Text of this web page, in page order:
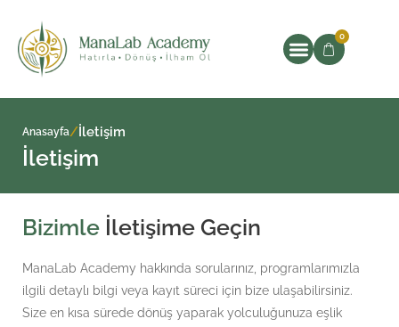
0
Anasayfa/İletişim
İletişim
Bizimle İletişime Geçin
ManaLab Academy hakkında sorularınız, programlarımızla
ilgili detaylı bilgi veya kayıt süreci için bize ulaşabilirsiniz.
Size en kısa sürede dönüş yaparak yolculuğunuza eşlik